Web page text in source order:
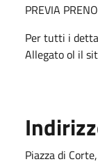
PREVIA
Per tutti i
Allegato ol il
Piazza di